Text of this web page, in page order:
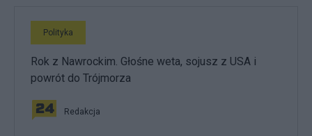
Polityka
Rok z Nawrockim. Głośne weta, sojusz z USA i
powrót do Trójmorza
Redakcja